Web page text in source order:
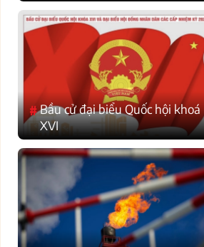
#Bầu cử đại biểu Quốc hội khoá
XVI